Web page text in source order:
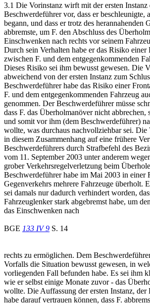
3.1 Die Vorinstanz wirft mit der ersten Instanz
Beschwerdeführer vor, dass er beschleunigte,
begann, und dass er trotz des herannahenden
abbremste, um F. den Abschluss des
Einschwenken nach rechts vor seinem
Durch sein Verhalten habe er das Risiko
zwischen F. und dem entgegenkommenden
Dieses Risiko sei ihm bewusst gewesen. Die
abweichend von der ersten Instanz zum
Beschwerdeführer habe das Risiko einer
F. und dem entgegenkommenden Fahrzeug
genommen. Der Beschwerdeführer müsse
dass F. das Überholmanöver nicht abbrechen,
und somit vor ihm (dem Beschwerdeführer)
wollte, was durchaus nachvollziehbar sei. Die
in diesem Zusammenhang auf eine frühere
Beschwerdeführers durch Strafbefehl des
vom 11. September 2003 unter anderem
grober Verkehrsregelverletzung beim
Beschwerdeführer habe im Mai 2003 in einer
Gegenverkehrs mehrere Fahrzeuge überholt.
sei damals nur dadurch verhindert worden,
Fahrzeuglenker stark abgebremst habe, um
das Einschwenken nach
BGE 133 IV 9 S. 14
rechts zu ermöglichen. Dem
Vorfalls die Situation bewusst gewesen, in
vorliegenden Fall befunden habe. Es sei ihm
wie er selbst einige Monate zuvor - das
wollte. Die Auffassung der ersten Instanz, der
habe darauf vertrauen können, dass F.